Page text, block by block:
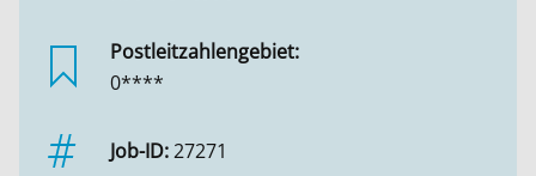
Postleitzahlengebiet:
0****
Job-ID:27271